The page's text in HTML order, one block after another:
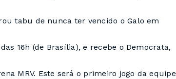
tabu de nunca ter vencido o Galo em
16h (de Brasília), e recebe o Democrata,
MRV. Este será o primeiro jogo da equipe